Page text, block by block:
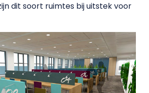
dit soort ruimtes bij uitstek voor